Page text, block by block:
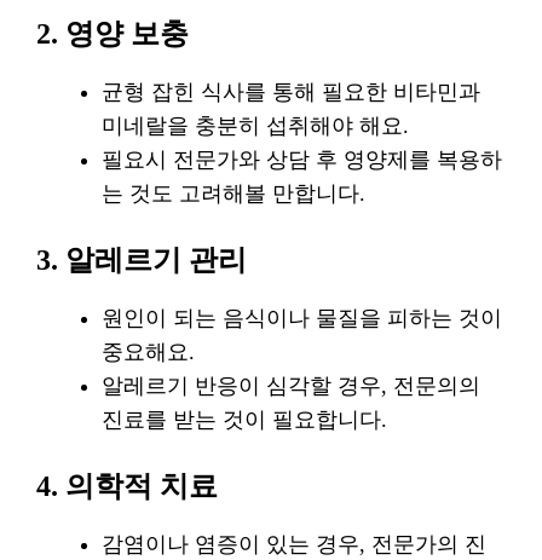
2. 영양 보충
균형 잡힌 식사를 통해 필요한 비타민과
미네랄을 충분히 섭취해야 해요.
필요시 전문가와 상담 후 영양제를 복용하
는 것도 고려해볼 만합니다.
3. 알레르기 관리
원인이 되는 음식이나 물질을 피하는 것이
중요해요.
알레르기 반응이 심각할 경우, 전문의의
진료를 받는 것이 필요합니다.
4. 의학적 치료
감염이나 염증이 있는 경우, 전문가의 진